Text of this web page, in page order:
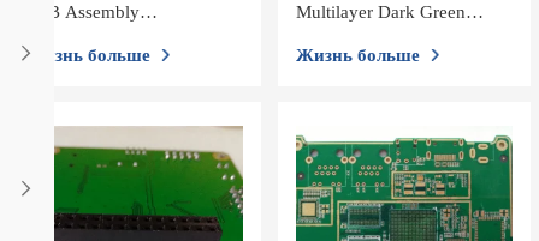
PCB Assembly
DIP
Жизнь больше
Multilayer Dark Green
Жизнь больше